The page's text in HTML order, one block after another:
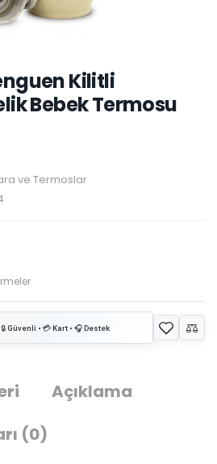
Kilitli
Bebek Termosu
ve Termoslar
Açıklama
(0)